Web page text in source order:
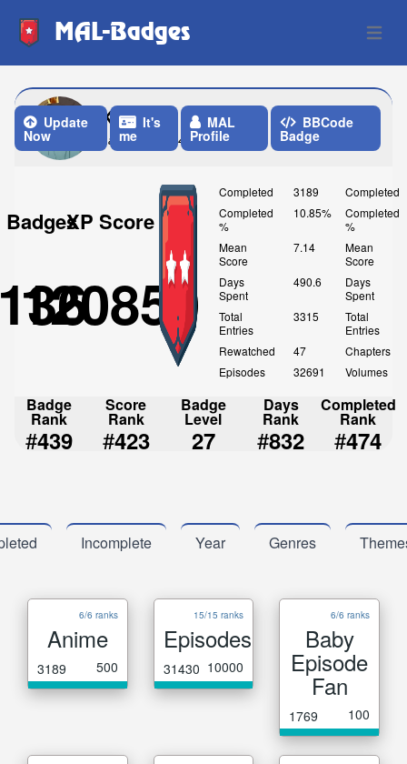
MAL-Badges Open
KuriPuri
Last Update: 4 Weeks ago
Update
Now
It's
me
MAL
Profile
BBCode
Badge
BadgesXP Score
120850
Completed
3189
Completed
%
10.85%
Mean
Score
7.14
Days
Spent
490.6
Total
Entries
3315
Rewatched
47
Episodes
32691
Completed
Completed
%
Mean
Score
Days
Spent
Total
Entries
Chapters
Volumes
Badge
Rank
#439
Score
Rank
#423
Badge
Level
27
Days
Rank
#832
Completed
Rank
#474
Incomplete Year Genres
6/6 ranks
Anime
3189 500
15/15 ranks
Episodes
31430 10000
6/6 ranks
Baby
Episode
Fan
1769 100